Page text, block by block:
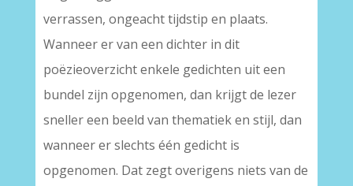
verrassen, ongeacht tijdstip en plaats.
Wanneer er van een dichter in dit
poëzieoverzicht enkele gedichten uit een
bundel zijn opgenomen, dan krijgt de lezer
sneller een beeld van thematiek en stijl, dan
wanneer er slechts één gedicht is
opgenomen. Dat zegt overigens niets van de